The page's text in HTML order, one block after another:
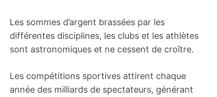
Les sommes d’argent brassées par les
différentes disciplines, les clubs et les athlètes
sont astronomiques et ne cessent de croître.
Les compétitions sportives attirent chaque
année des milliards de spectateurs, générant